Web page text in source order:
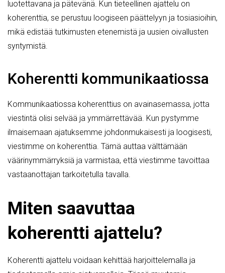
luotettavana ja pätevänä. Kun tieteellinen ajattelu on
koherenttia, se perustuu loogiseen päättelyyn ja tosiasioihin,
mikä edistää tutkimusten etenemistä ja uusien oivallusten
syntymistä.
Koherentti kommunikaatiossa
Kommunikaatiossa koherenttius on avainasemassa, jotta
viestintä olisi selvää ja ymmärrettävää. Kun pystymme
ilmaisemaan ajatuksemme johdonmukaisesti ja loogisesti,
viestimme on koherenttia. Tämä auttaa välttämään
väärinymmärryksiä ja varmistaa, että viestimme tavoittaa
vastaanottajan tarkoitetulla tavalla.
Miten saavuttaa
koherentti ajattelu?
Koherentti ajattelu voidaan kehittää harjoittelemalla ja